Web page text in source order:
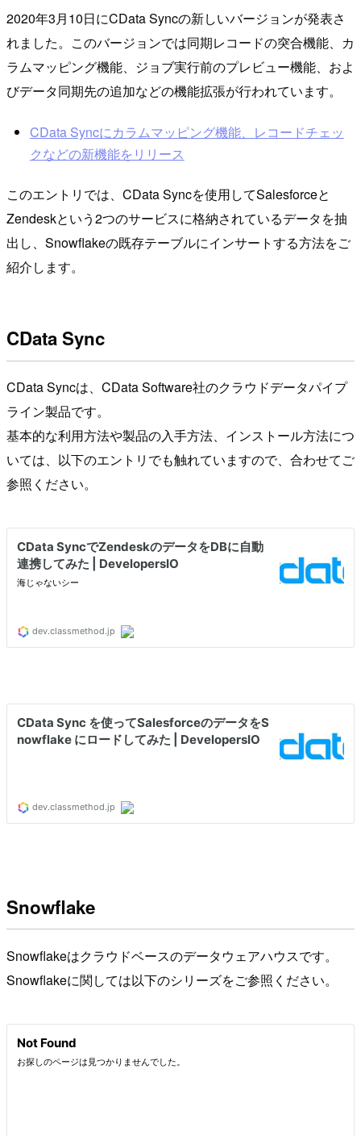
2020年3月10日にCData Syncの新しいバージョンが発表さ
れました。このバージョンでは同期レコードの突合機能、カ
ラムマッピング機能、ジョブ実行前のプレビュー機能、およ
びデータ同期先の追加などの機能拡張が行われています。
CData Syncにカラムマッピング機能、レコードチェッ
クなどの新機能をリリース
このエントリでは、CData Syncを使用してSalesforceと
Zendeskという2つのサービスに格納されているデータを抽
出し、Snowflakeの既存テーブルにインサートする方法をご
紹介します。
CData Sync
CData Syncは、CData Software社のクラウドデータパイプ
ライン製品です。
基本的な利用方法や製品の入手方法、インストール方法につ
いては、以下のエントリでも触れていますので、合わせてご
参照ください。
Snowflake
Snowflakeはクラウドベースのデータウェアハウスです。
Snowflakeに関しては以下のシリーズをご参照ください。